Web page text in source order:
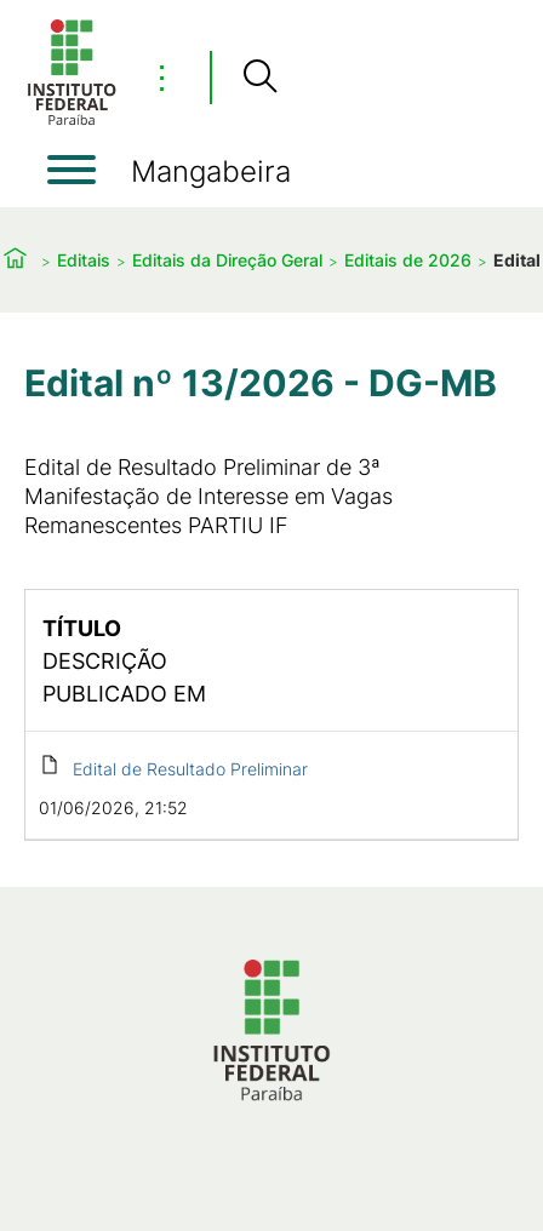
⋮
Mangabeira
Editais Editais da Direção Geral Editais de 2026
Edital nº 13/2026 - DG-MB
Edital de Resultado Preliminar de 3ª
Manifestação de Interesse em Vagas
Remanescentes PARTIU IF
TÍTULO
DESCRIÇÃO
PUBLICADO EM
Edital de Resultado Preliminar
01/06/2026, 21:52